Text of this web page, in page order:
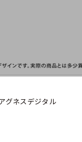
グネスデジタル